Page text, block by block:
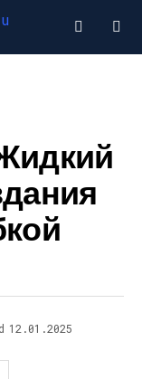
12.01.2025